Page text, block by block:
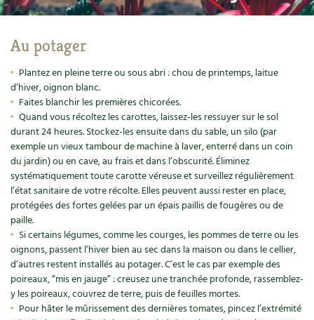
Cosmétique bio, soins
Maison écologique
Enfants
DIY, autonomie
Société, engagement
Cuisine saine
Manger bio
Cures, régimes
Dessert, Boulangerie
Techniques, conservation, organisation
Jeux
DVD
Nos productions
Agenda, calendrier
Livres
Le magazineLes 4 saisons
Stages
Cartes cadeau
Dormir à Terre vivante
Infos pratiques
Horaires, tarifs, restauration
Accès
Séjourner en Trièves
Cultiver sous serre
Jardiner en ville
Ornement et aménagement du jardin
Outils et ustensiles du jardin
Ravageurs et maladies au jardin
Petit élevage
Débat d’experts
Nouvelles sur le jardin et l’écologie
Prenez-en de la graine !
Les chroniques de Marie
Forums
Habitat écologique
Cuisine saine
Au potager
Plantez en pleine terre ou sous abri : chou de printemps, laitue
d’hiver, oignon blanc.
Faites blanchir les premières chicorées.
Quand vous récoltez les carottes, laissez-les ressuyer sur le sol
durant 24 heures. Stockez-les ensuite dans du sable, un silo (par
exemple un vieux tambour de machine à laver, enterré dans un coin
du jardin) ou en cave, au frais et dans l’obscurité. Éliminez
systématiquement toute carotte véreuse et surveillez régulièrement
l’état sanitaire de votre récolte. Elles peuvent aussi rester en place,
protégées des fortes gelées par un épais paillis de fougères ou de
paille.
Si certains légumes, comme les courges, les pommes de terre ou les
oignons, passent l’hiver bien au sec dans la maison ou dans le cellier,
d’autres restent installés au potager. C’est le cas par exemple des
poireaux, “mis en jauge” : creusez une tranchée profonde, rassemblez-
y les poireaux, couvrez de terre, puis de feuilles mortes.
Pour hâter le mûrissement des dernières tomates, pincez l’extrémité